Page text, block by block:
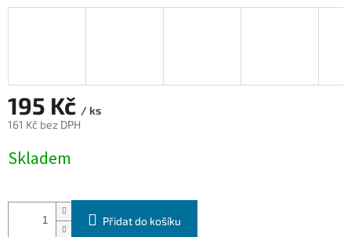
195 Kč / ks
161 Kč bez DPH
cena:
Skladem
Přidat do košíku